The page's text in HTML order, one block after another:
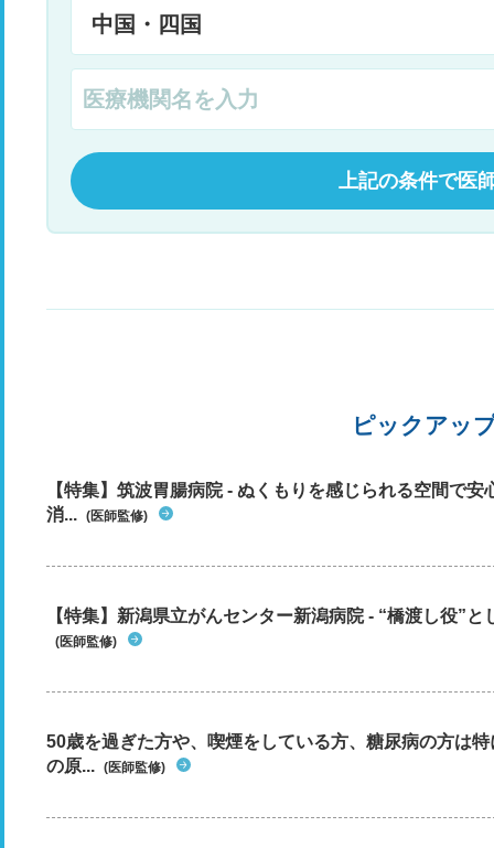
上記の条件で医
ピックアッ
【特集】筑波胃腸病院 - ぬくもりを感じられる空間で
消... (医師監修)
【特集】新潟県立がんセンター新潟病院 - “橋渡し役”
(医師監修)
50歳を過ぎた方や、喫煙をしている方、糖尿病の方は
の原... (医師監修)